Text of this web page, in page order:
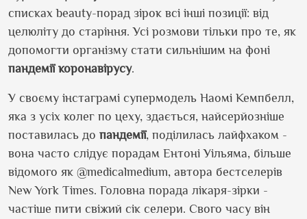
списках beauty-порад зірок всі інші позиції: від
целюліту до старіння. Усі розмови тільки про те, як
допомогти організму стати сильнішим на фоні
пандемії коронавірусу.
У своєму інстаграмі супермодель Наомі Кемпбелл,
яка з усіх колег по цеху, здається, найсерйозніше
поставилась до пандемії, поділилась лайфхаком -
вона часто слідує порадам Ентоні Уільяма, більше
відомого як @medicalmedium, автора бестселерів
New York Times. Головна порада лікаря-зірки -
частіше пити свіжий сік селери. Свого часу він